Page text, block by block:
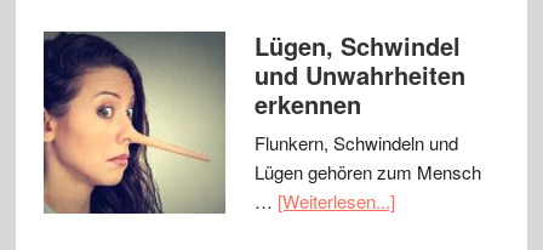
Lügen, Schwindel
und Unwahrheiten
erkennen
Flunkern, Schwindeln und
Lügen gehören zum Mensch
… [Weiterlesen...]